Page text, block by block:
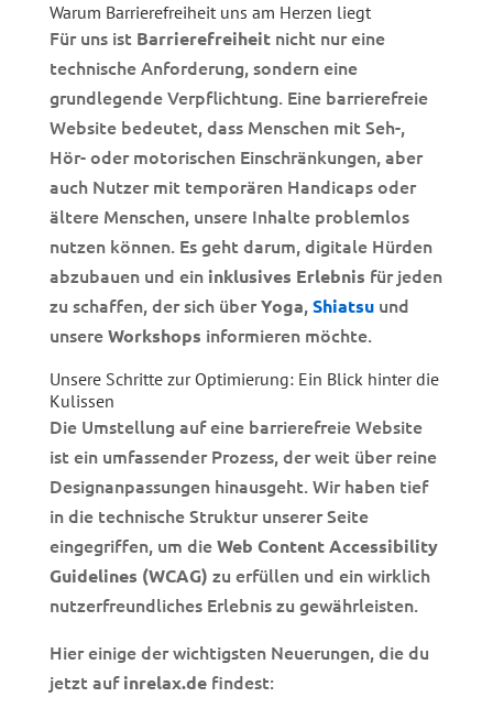
Warum Barrierefreiheit uns am Herzen liegt
Für uns ist Barrierefreiheitnicht nur eine
technische Anforderung, sondern eine
grundlegende Verpflichtung. Eine barrierefreie
Website bedeutet, dass Menschen mit Seh-,
Hör- oder motorischen Einschränkungen, aber
auch Nutzer mit temporären Handicaps oder
ältere Menschen, unsere Inhalte problemlos
nutzen können. Es geht darum, digitale Hürden
abzubauen und ein inklusives Erlebnis für jeden
zu schaffen, der sich überYoga,Shiatsuund
unsereWorkshops informieren möchte.
Unsere Schritte zur Optimierung: Ein Blick hinter die
Kulissen
Die Umstellung auf eine barrierefreie Website
ist ein umfassender Prozess, der weit über reine
Designanpassungen hinausgeht. Wir haben tief
in die technische Struktur unserer Seite
eingegriffen, um dieWeb Content Accessibility
Guidelines (WCAG) zu erfüllen und ein wirklich
nutzerfreundliches Erlebnis zu gewährleisten.
Hier einige der wichtigsten Neuerungen, die du
jetzt aufinrelax.defindest: